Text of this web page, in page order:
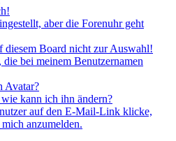
aber die Forenuhr geht
diesem Board nicht zur Auswahl!
bei meinem Benutzernamen
Avatar?
kann ich ihn ändern?
auf den E-Mail-Link klicke,
anzumelden.